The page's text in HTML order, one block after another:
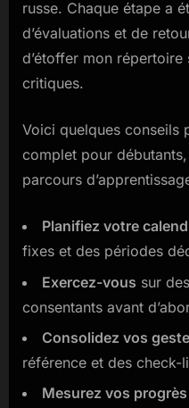
russe. Chaque étape a
d’évaluations et de
d’étoffer mon répertoire
critiques.
Voici quelques conseils
complet pour
parcours
Planifiez votre
fixes et des périodes
Exercez-vous sur
consentants avant
Consolidez vos
référence et des check-
Mesurez vos progrès